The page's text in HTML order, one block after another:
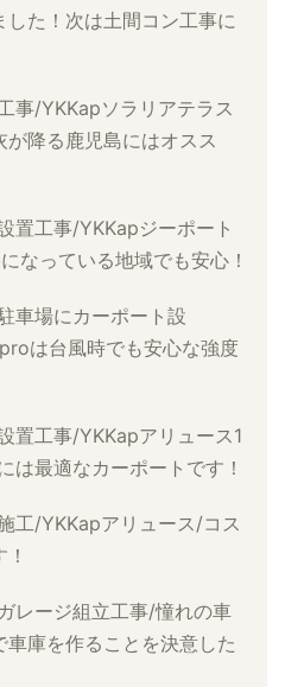
した！次は土間コン工事に
事/YKKapソラリアテラス
降る鹿児島にはオスス
置工事/YKKapジーポート
なっている地域でも安心！
車場にカーポート設
は台風時でも安心な強度
置工事/YKKapアリュース1
は最適なカーポートです！
工/YKKapアリュース/コス
レージ組立工事/憧れの車
庫を作ることを決意した